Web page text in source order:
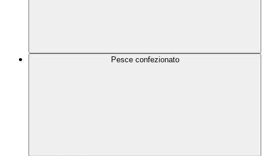
Pesce confezionato